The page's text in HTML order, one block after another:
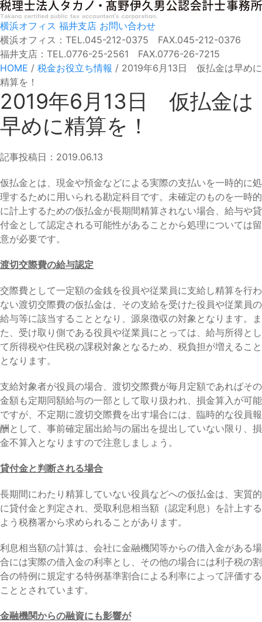
横浜オフィス 福井支店 お問い合わせ
横浜オフィス：TEL.045-212-0375 FAX.045-212-0376
福井支店：TEL.0776-25-2561 FAX.0776-26-7215
HOME / 税金お役立ち情報 / 2019年6月13日 仮払金は早めに
精算を！
2019年6月13日 仮払金は
早めに精算を！
記事投稿日：2019.06.13
仮払金とは、現金や預金などによる実際の支払いを一時的に処
理するために用いられる勘定科目です。未確定のものを一時的
に計上するための仮払金が長期間精算されない場合、給与や貸
付金として認定される可能性があることから処理については留
意が必要です。
渡切交際費の給与認定
交際費として一定額の金銭を役員や従業員に支給し精算を行わ
ない渡切交際費の仮払金は、その支給を受けた役員や従業員の
給与等に該当することとなり、源泉徴収の対象となります。ま
た、受け取り側である役員や従業員にとっては、給与所得とし
て所得税や住民税の課税対象となるため、税負担が増えること
となります。
支給対象者が役員の場合、渡切交際費が毎月定額であればその
金額も定期同額給与の一部として取り扱われ、損金算入が可能
ですが、不定期に渡切交際費を出す場合には、臨時的な役員報
酬として、事前確定届出給与の届出を提出していない限り、損
金不算入となりますので注意しましょう。
貸付金と判断される場合
長期間にわたり精算していない役員などへの仮払金は、実質的
に貸付金と判定され、受取利息相当額（認定利息）を計上する
よう税務署から求められることがあります。
利息相当額の計算は、会社に金融機関等からの借入金がある場
合には実際の借入金の利率とし、その他の場合には利子税の割
合の特例に規定する特例基準割合による利率によって評価する
こととされています。
金融機関からの融資にも影響が